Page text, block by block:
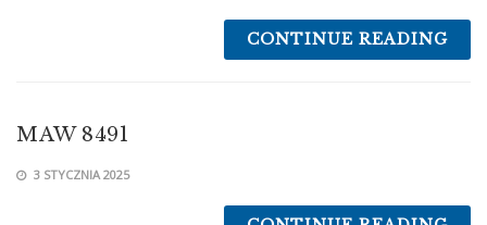
CONTINUE READING
MAW 8491
3 STYCZNIA 2025